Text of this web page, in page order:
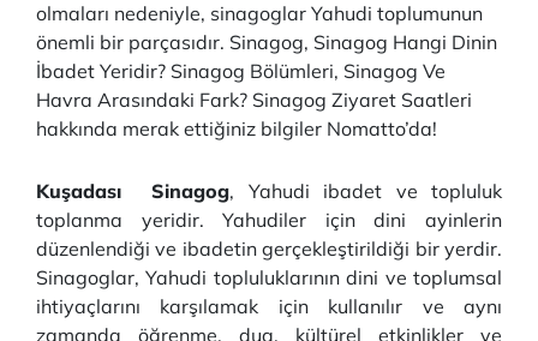
olmaları nedeniyle, sinagoglar Yahudi toplumunun
önemli bir parçasıdır. Sinagog, Sinagog Hangi Dinin
İbadet Yeridir? Sinagog Bölümleri, Sinagog Ve
Havra Arasındaki Fark? Sinagog Ziyaret Saatleri
hakkında merak ettiğiniz bilgiler Nomatto’da!
Kuşadası Sinagog, Yahudi ibadet ve topluluk
toplanma yeridir. Yahudiler için dini ayinlerin
düzenlendiği ve ibadetin gerçekleştirildiği bir yerdir.
Sinagoglar, Yahudi topluluklarının dini ve toplumsal
ihtiyaçlarını karşılamak için kullanılır ve aynı
zamanda öğrenme, dua, kültürel etkinlikler ve